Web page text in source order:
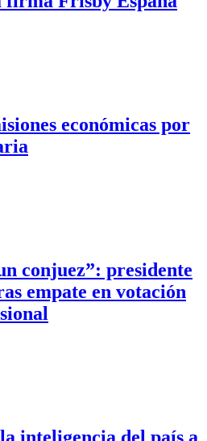
económicas por
conjuez”: presidente
empate en votación
inteligencia del país a